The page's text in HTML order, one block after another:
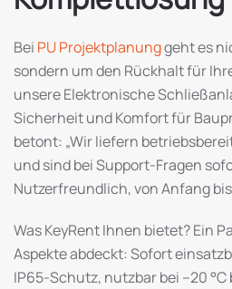
Bei PU Projektplanunggeht es
sondern um den Rückhalt für
unsere Elektronische
Sicherheit und Komfort für
betont: „Wir liefern
und sind bei Support-Fragen
Nutzerfreundlich, von Anfang
Was KeyRent Ihnen bietet? Ein
Aspekte abdeckt: Sofort
IP65-Schutz, nutzbar bei –20 °C